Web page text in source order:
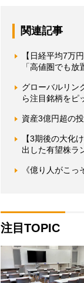
関連記事
【日経平均7万
「高値圏でも
グローバルリン
ら注目銘柄をピ
資産3億円超の
【3期後の大化
出した有望株ラ
《億り人がこ
注目TOPIC